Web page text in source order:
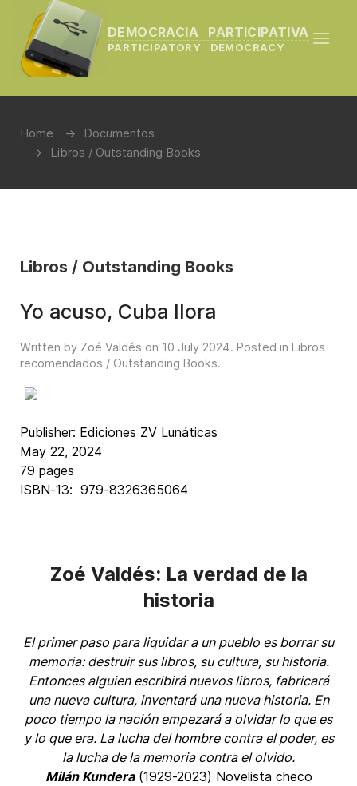
DEMOCRACIA PARTICIPATIVA
PARTICIPATORY DEMOCRACY
Home
Documentos
Libros / Outstanding Books
Libros / Outstanding Books
Yo acuso, Cuba llora
Written by Zoé Valdés on 10 July 2024. Posted in Libros
recomendados / Outstanding Books.
Publisher: ‎Ediciones ZV Lunáticas
May 22, 2024
79 pages
ISBN-13: ‎ 979-8326365064
Zoé Valdés: La verdad de la
historia
El primer paso para liquidar a un pueblo es borrar su
memoria: destruir sus libros, su cultura, su historia.
Entonces alguien escribirá nuevos libros, fabricará
una nueva cultura, inventará una nueva historia. En
poco tiempo la nación empezará a olvidar lo que es
y lo que era. La lucha del hombre contra el poder, es
la lucha de la memoria contra el olvido.
Milán Kundera(1929-2023) Novelista checo